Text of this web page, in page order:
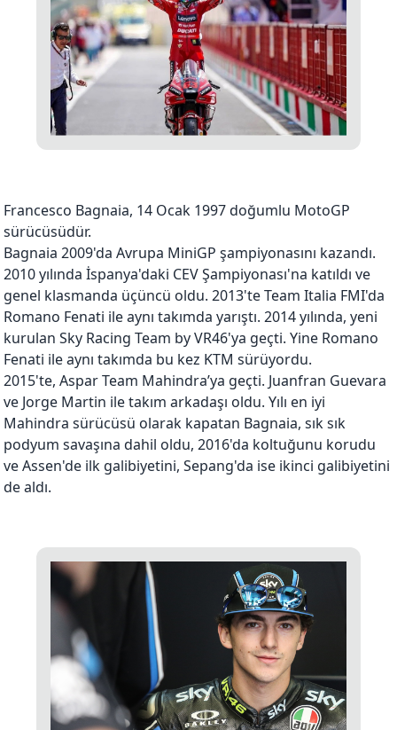
Francesco Bagnaia, 14 Ocak 1997 doğumlu MotoGP
sürücüsüdür.
Bagnaia 2009'da Avrupa MiniGP şampiyonasını kazandı.
2010 yılında İspanya'daki CEV Şampiyonası'na katıldı ve
genel klasmanda üçüncü oldu. 2013'te Team Italia FMI'da
Romano Fenati ile aynı takımda yarıştı. 2014 yılında, yeni
kurulan Sky Racing Team by VR46'ya geçti. Yine Romano
Fenati ile aynı takımda bu kez KTM sürüyordu.
2015'te, Aspar Team Mahindra’ya geçti. Juanfran Guevara
ve Jorge Martin ile takım arkadaşı oldu. Yılı en iyi
Mahindra sürücüsü olarak kapatan Bagnaia, sık sık
podyum savaşına dahil oldu, 2016'da koltuğunu korudu
ve Assen'de ilk galibiyetini, Sepang'da ise ikinci galibiyetini
de aldı.